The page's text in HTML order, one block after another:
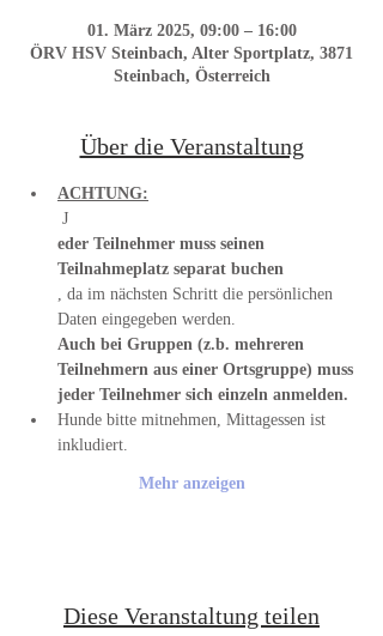
01. März 2025, 09:00 – 16:00
ÖRV HSV Steinbach, Alter Sportplatz, 3871
Steinbach, Österreich
Über die Veranstaltung
ACHTUNG:
J
eder Teilnehmer muss seinen
Teilnahmeplatz separat buchen
, da im nächsten Schritt die persönlichen
Daten eingegeben werden.
Auch bei Gruppen (z.b. mehreren
Teilnehmern aus einer Ortsgruppe) muss
jeder Teilnehmer sich einzeln anmelden.
Hunde bitte mitnehmen, Mittagessen ist
inkludiert.
Mehr anzeigen
Diese Veranstaltung teilen